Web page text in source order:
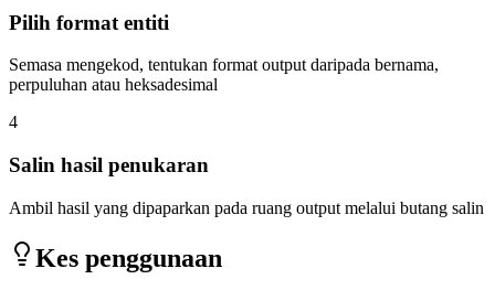
Pilih format entiti
Semasa mengekod, tentukan format output daripada bernama,
perpuluhan atau heksadesimal
4
Salin hasil penukaran
Ambil hasil yang dipaparkan pada ruang output melalui butang salin
Kes penggunaan